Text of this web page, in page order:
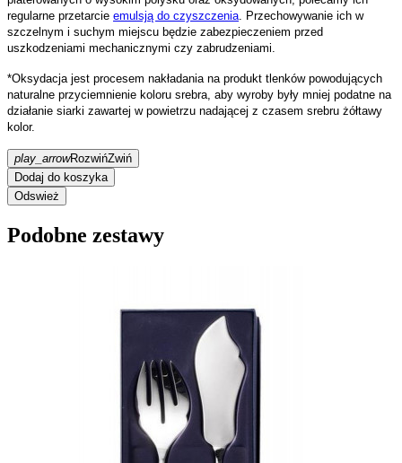
regularne przetarcie emulsją do czyszczenia . Przechowywanie ich w
szczelnym i suchym miejscu będzie zabezpieczeniem przed
uszkodzeniami mechanicznymi czy zabrudzeniami.
*Oksydacja jest procesem nakładania na produkt tlenków powodujących
naturalne przyciemnienie koloru srebra, aby wyroby były mniej podatne na
działanie siarki zawartej w powietrzu nadającej z czasem srebru żółtawy
kolor.
play_arrowRozwińZwiń
Dodaj do koszyka
Podobne zestawy